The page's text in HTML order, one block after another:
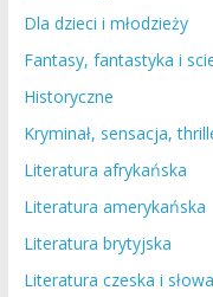
Dla dzieci i młodzieży
Fantasy, fantastyka i
Historyczne
Kryminał, sensacja,
Literatura afrykańska
Literatura amerykańska
Literatura brytyjska
Literatura czeska i